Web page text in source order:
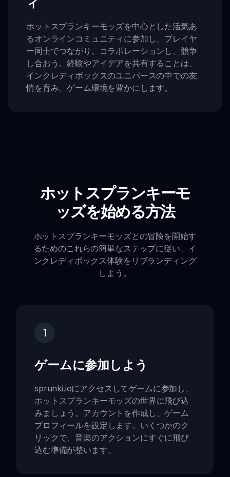
ホットスプランキーモッズを中心とした活気あ
るオンラインコミュニティに参加し、プレイヤ
ー同士でつながり、コラボレーションし、競争
し合おう。経験やアイデアを共有することは、
インクレディボックスのユニバースの中での友
情を育み、ゲーム環境を豊かにします。
ホットスプランキーモ
ッズを始める方法
ホットスプランキーモッズとの冒険を開始す
るためのこれらの簡単なステップに従い、イ
ンクレディボックス体験をリブランディング
しよう。
1
ゲームに参加しよう
sprunki.ioにアクセスしてゲームに参加し、
ホットスプランキーモッズの世界に飛び込
みましょう。アカウントを作成し、ゲーム
プロフィールを設定します。いくつかのク
リックで、音楽のアクションにすぐに飛び
込む準備が整います。